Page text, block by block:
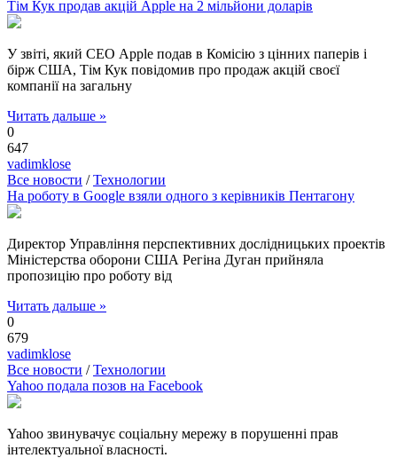
Тім Кук продав акцій Apple на 2 мільйони доларів
У звіті, який СЕО Apple подав в Комісію з цінних паперів і
бірж США, Тім Кук повідомив про продаж акцій своєї
компанії на загальну
Читать дальше »
0
647
vadimklose
Все новости /Технологии
На роботу в Google взяли одного з керівників Пентагону
Директор Управління перспективних дослідницьких проектів
Міністерства оборони США Регіна Дуган прийняла
пропозицію про роботу від
Читать дальше »
0
679
vadimklose
Все новости /Технологии
Yahoo подала позов на Facebook
Yahoo звинувачує соціальну мережу в порушенні прав
інтелектуальної власності.